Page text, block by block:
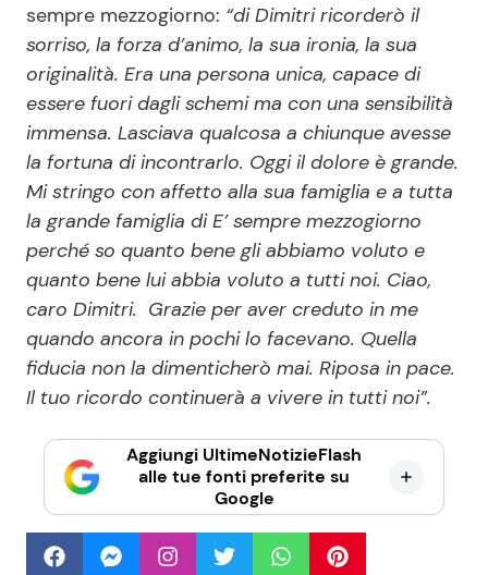
sempre mezzogiorno: “di Dimitri ricorderò il
sorriso, la forza d’animo, la sua ironia, la sua
originalità. Era una persona unica, capace di
essere fuori dagli schemi ma con una sensibilità
immensa. Lasciava qualcosa a chiunque avesse
la fortuna di incontrarlo. Oggi il dolore è grande.
Mi stringo con affetto alla sua famiglia e a tutta
la grande famiglia di E’ sempre mezzogiorno
perché so quanto bene gli abbiamo voluto e
quanto bene lui abbia voluto a tutti noi. Ciao,
caro Dimitri. Grazie per aver creduto in me
quando ancora in pochi lo facevano. Quella
fiducia non la dimenticherò mai. Riposa in pace.
Il tuo ricordo continuerà a vivere in tutti noi”.
Aggiungi UltimeNotizieFlash
alle tue fonti preferite su
Google